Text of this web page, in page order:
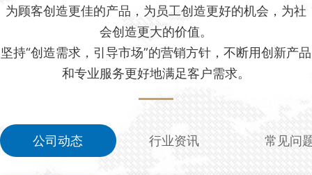
为顾客创造更佳的产品，为员工创造更好的机会，为社
会创造更大的价值。
坚持“创造需求，引导市场”的营销方针，不断用创新产品
和专业服务更好地满足客户需求。
公司动态 行业资讯 常见问